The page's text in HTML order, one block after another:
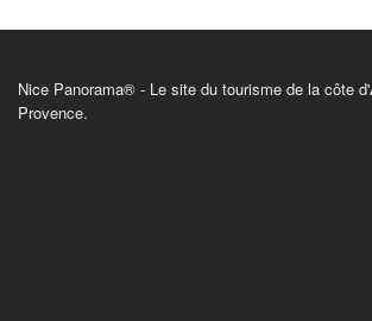
Nice Panorama® - Le site du tourisme de la côte
Provence.